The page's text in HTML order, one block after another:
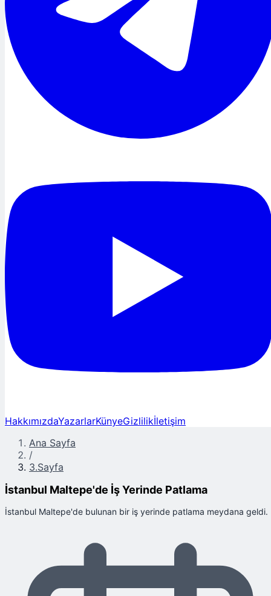
HakkımızdaYazarlarKünyeGizlilikİletişim
Ana Sayfa
/
3.Sayfa
İstanbul Maltepe'de İş Yerinde Patlama
İstanbul Maltepe'de bulunan bir iş yerinde patlama meydana geldi.